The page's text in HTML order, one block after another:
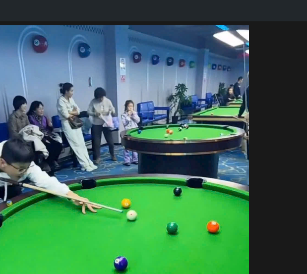
bi chính xác.
bạn sẽ biết bo đầu cơ bida quan trọng như thế nào.
tuyển thủ chuyên nghiệp đều có thể sử dụng.
cơ
khi ưng ý.
>20 năm và là cơ sở bida chuyên nghiệp #1 tại Việt Nam hiện